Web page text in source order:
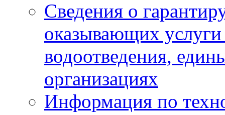
Сведения о
оказывающих
водоотведения,
организациях
Информация по